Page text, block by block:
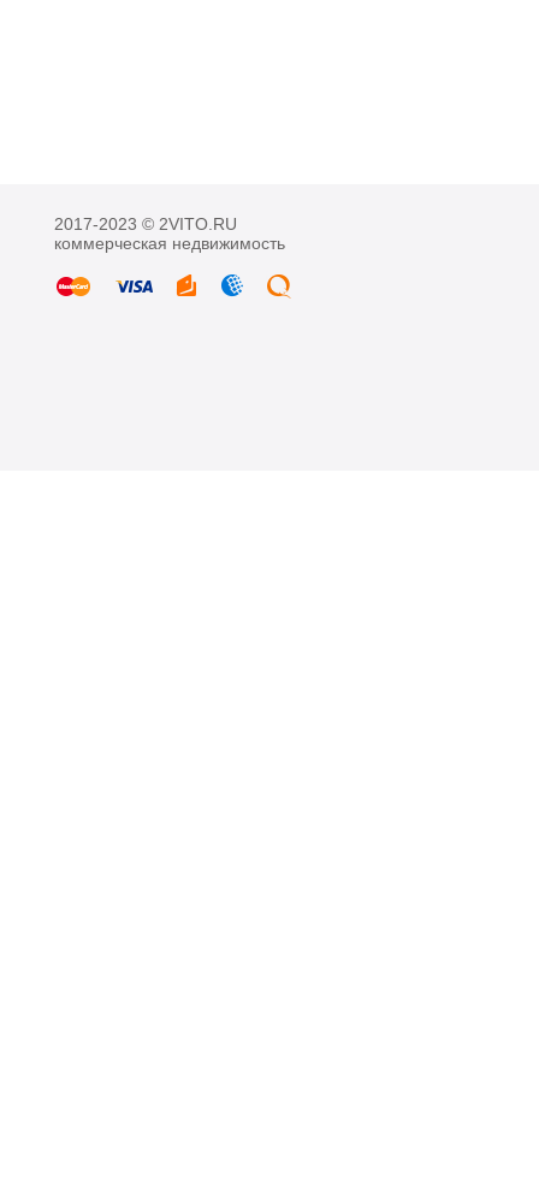
2017-2023 © 2VITO.RU
коммерческая недвижимость